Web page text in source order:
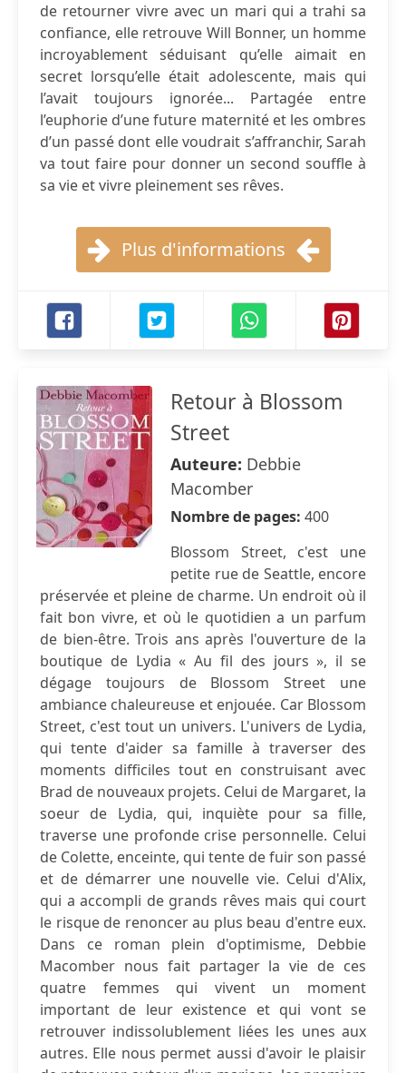
de retourner vivre avec un mari qui a trahi sa
confiance, elle retrouve Will Bonner, un homme
incroyablement séduisant qu’elle aimait en
secret lorsqu’elle était adolescente, mais qui
l’avait toujours ignorée... Partagée entre
l’euphorie d’une future maternité et les ombres
d’un passé dont elle voudrait s’affranchir, Sarah
va tout faire pour donner un second souffle à
sa vie et vivre pleinement ses rêves.
Plus d'informations
Retour à Blossom
Street
Auteure: Debbie
Macomber
Nombre de pages: 400
Blossom Street, c'est une
petite rue de Seattle, encore
préservée et pleine de charme. Un endroit où il
fait bon vivre, et où le quotidien a un parfum
de bien-être. Trois ans après l'ouverture de la
boutique de Lydia « Au fil des jours », il se
dégage toujours de Blossom Street une
ambiance chaleureuse et enjouée. Car Blossom
Street, c'est tout un univers. L'univers de Lydia,
qui tente d'aider sa famille à traverser des
moments difficiles tout en construisant avec
Brad de nouveaux projets. Celui de Margaret, la
soeur de Lydia, qui, inquiète pour sa fille,
traverse une profonde crise personnelle. Celui
de Colette, enceinte, qui tente de fuir son passé
et de démarrer une nouvelle vie. Celui d'Alix,
qui a accompli de grands rêves mais qui court
le risque de renoncer au plus beau d'entre eux.
Dans ce roman plein d'optimisme, Debbie
Macomber nous fait partager la vie de ces
quatre femmes qui vivent un moment
important de leur existence et qui vont se
retrouver indissolublement liées les unes aux
autres. Elle nous permet aussi d'avoir le plaisir